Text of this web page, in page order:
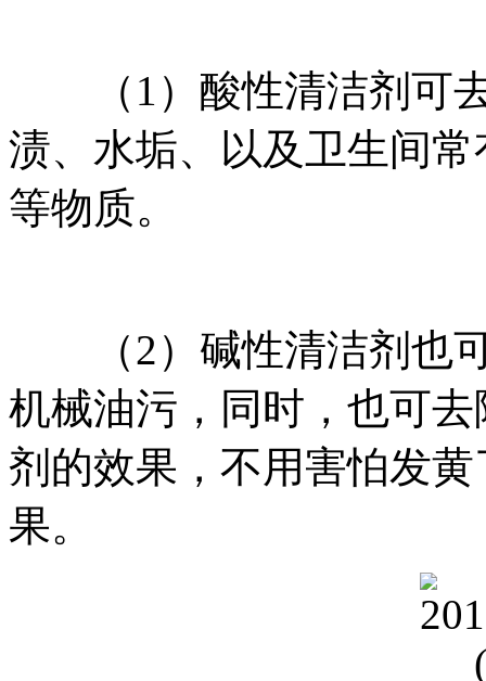
（1）酸性清洁剂可去
渍、水垢、以及卫生间
等物质。
（2）碱性清洁剂也可
机械油污，同时，也可
剂的效果，不用害怕发
果。